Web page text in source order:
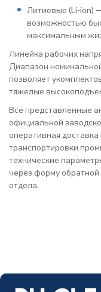
Литиевые (Li-ion)
возможностью
максимальным
Линейка рабочих
Диапазон
позволяет
тяжелые
Все представленные
официальной
оперативная
транспортировки
технические
через форму обратной
отдела.